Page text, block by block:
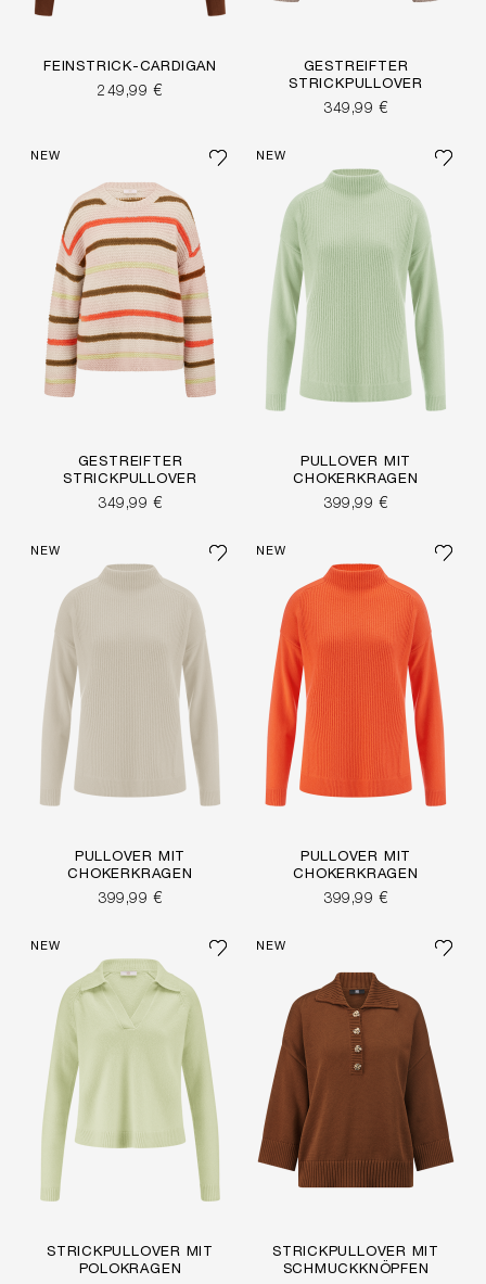
FEINSTRICK-CARDIGAN
249,99 €
GESTREIFTER
STRICKPULLOVER
349,99 €
NEW
GESTREIFTER
STRICKPULLOVER
349,99 €
NEW
PULLOVER MIT
CHOKERKRAGEN
399,99 €
NEW
PULLOVER MIT
CHOKERKRAGEN
399,99 €
NEW
PULLOVER MIT
CHOKERKRAGEN
399,99 €
NEW
STRICKPULLOVER MIT
POLOKRAGEN
NEW
STRICKPULLOVER MIT
SCHMUCKKNÖPFEN